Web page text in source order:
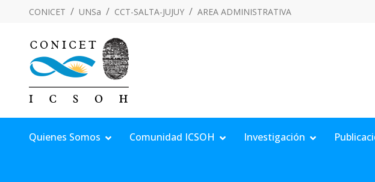
CONICET UNSa CCT-SALTA-JUJUY AREA ADMINISTRATIVA
Quienes Somos Comunidad ICSOH Investigación